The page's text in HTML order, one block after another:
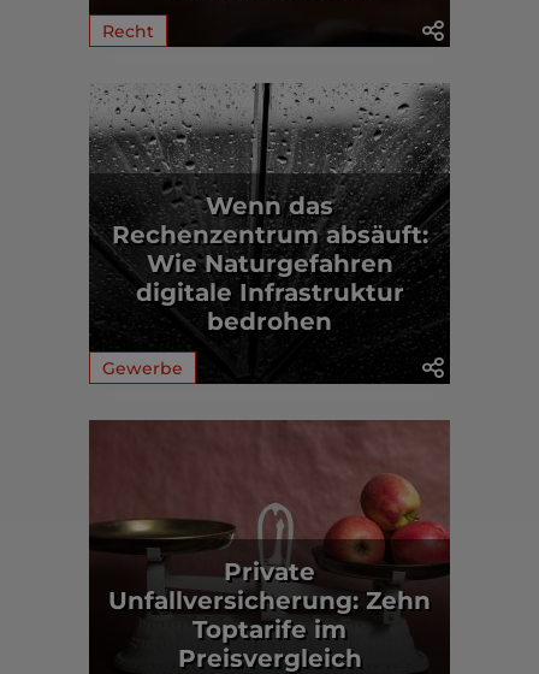
Recht
Wenn das
Rechenzentrum absäuft:
Wie Naturgefahren
digitale Infrastruktur
bedrohen
Gewerbe
Private
Unfallversicherung: Zehn
Toptarife im
Preisvergleich